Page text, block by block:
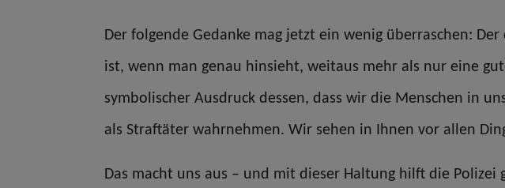
Der folgende Gedanke mag jetzt ein wenig überraschen:
ist, wenn man genau hinsieht, weitaus mehr als nur eine
symbolischer Ausdruck dessen, dass wir die Menschen in
als Straftäter wahrnehmen. Wir sehen in Ihnen vor allen
Das macht uns aus – und mit dieser Haltung hilft die